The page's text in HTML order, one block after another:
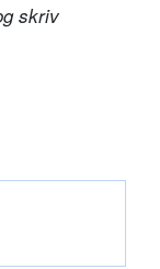
skriv